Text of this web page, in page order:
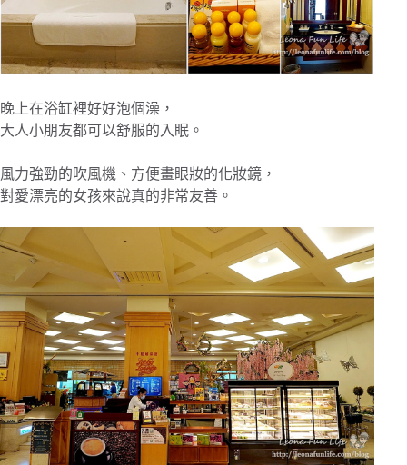
晚上在浴缸裡好好泡個澡，
大人小朋友都可以舒服的入眠。
風力強勁的吹風機、方便畫眼妝的化妝鏡，
對愛漂亮的女孩來說真的非常友善。